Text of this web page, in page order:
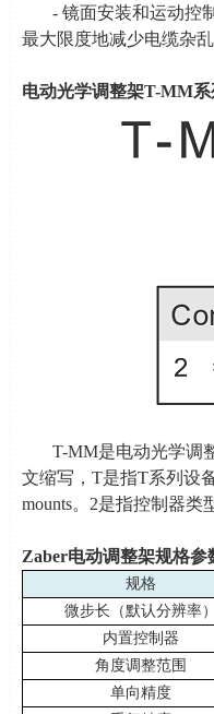
- 镜面安装和运动控制
最大限度地减少电缆杂乱
电动光学调整架T-MM系
T-MM是电动光学调
文缩写， T是指T系列设
mounts。 2是指控制器类
Zaber电动调整架规格参
规格
微步长（默认分辨率）
内置控制器
角度调整范围
单向精度